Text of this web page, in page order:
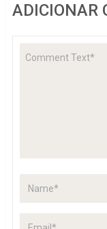
ADICIONAR